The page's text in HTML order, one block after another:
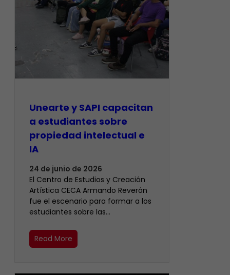
Unearte y SAPI capacitan
a estudiantes sobre
propiedad intelectual e
IA
24 de junio de 2026
El Centro de Estudios y Creación
Artística CECA Armando Reverón
fue el escenario para formar a los
estudiantes sobre las…
Read More